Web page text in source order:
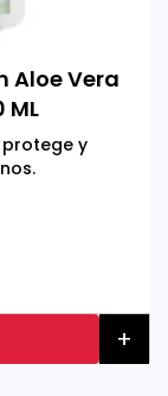
Aloe Vera
ML
protege y
vegano
+